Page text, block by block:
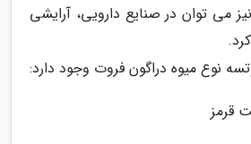
می توان در صنایع دارویی، آرایشی
نوع میوه دراگون فروت وجود دارد: